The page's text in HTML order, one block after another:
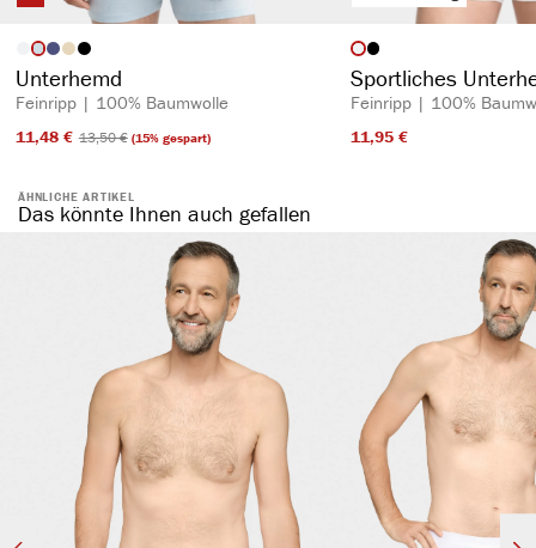
Artikelfarbe
Unterhemd
Feinripp | 100% Baumwolle
11,48 €​ 13,50 €​(15% gespart)
Artikelfarbe
Sportliches
Feinripp | 100%
11,95 €​
ÄHNLICHE ARTIKEL
Das könnte Ihnen auch gefallen